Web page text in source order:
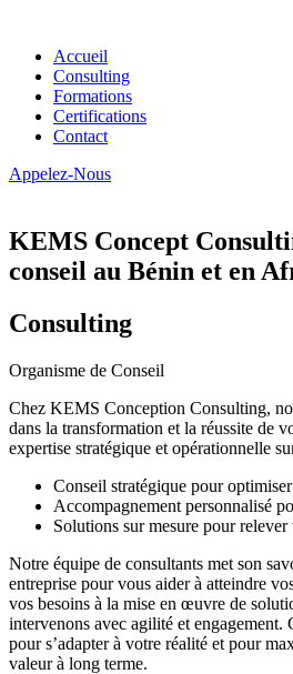
Accueil
Consulting
Formations
Certifications
Contact
Appelez-Nous
KEMS Concept
conseil au Bénin et en
Consulting
Organisme de Conseil
Chez KEMS Conception Consulting,
dans la transformation et la réussite de
expertise stratégique et opérationnelle
Conseil stratégique pour
Accompagnement personnalisé
Solutions sur mesure pour
Notre équipe de consultants met son
entreprise pour vous aider à atteindre
vos besoins à la mise en œuvre de
intervenons avec agilité et engagement.
pour s’adapter à votre réalité et pour
valeur à long terme.